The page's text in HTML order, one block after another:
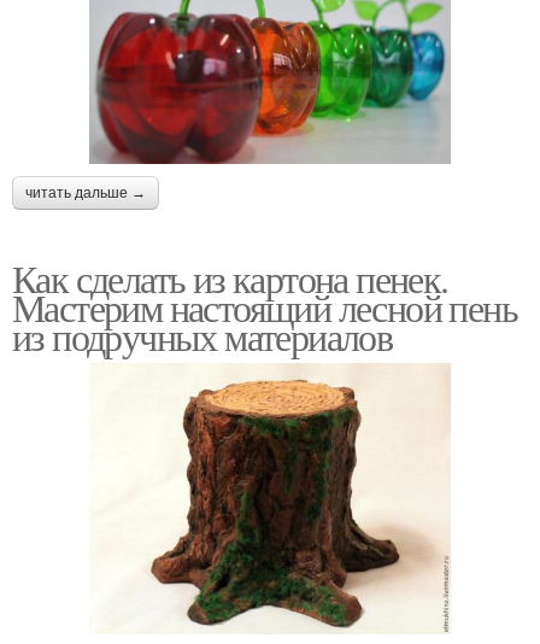
читать дальше →
Как сделать из картона пенек.
Мастерим настоящий лесной пень
из подручных материалов